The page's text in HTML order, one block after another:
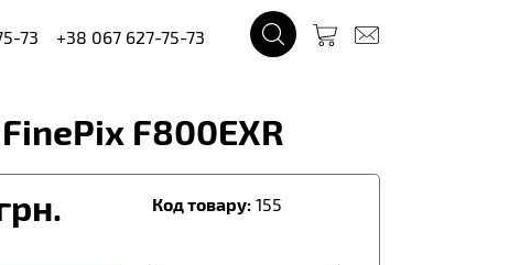
73
+38 067 627-75-73
F800EXR
Код товару: 155